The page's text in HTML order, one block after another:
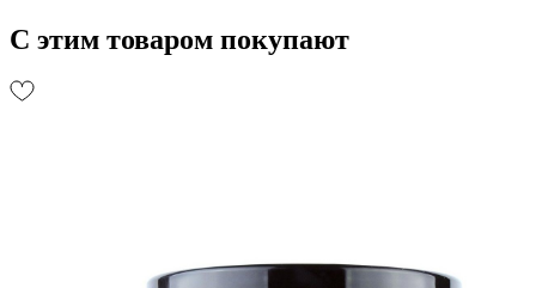
С этим товаром покупают